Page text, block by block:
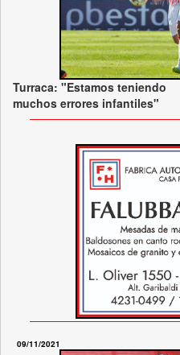
Turraca: "Estamos teniendo
muchos errores infantiles"
09/11/2021